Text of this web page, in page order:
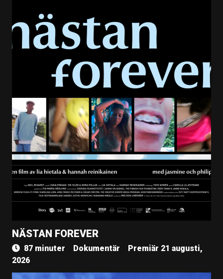
NÄSTAN FOREVER
87 minuter Dokumentär
Premiär 21 augusti,
2026